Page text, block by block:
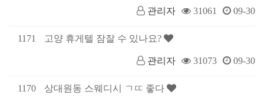
관리자 31061 09-30
1171 고양 휴게텔 잠잘 수 있나요?
관리자 31073 09-30
1170 상대원동 스웨디시 ㄱㄸ 좋다